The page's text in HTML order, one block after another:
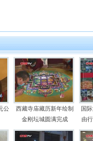
公
西藏寺庙藏历新年绘制
金刚坛城圆满完成
国
由